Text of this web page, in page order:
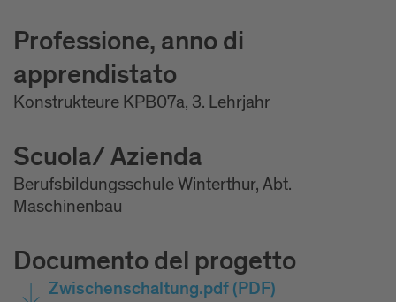
Professione, anno di
apprendistato
Konstrukteure KPB07a, 3. Lehrjahr
Scuola/ Azienda
Berufsbildungsschule Winterthur, Abt.
Maschinenbau
Documento del progetto
Zwischenschaltung.pdf(PDF)